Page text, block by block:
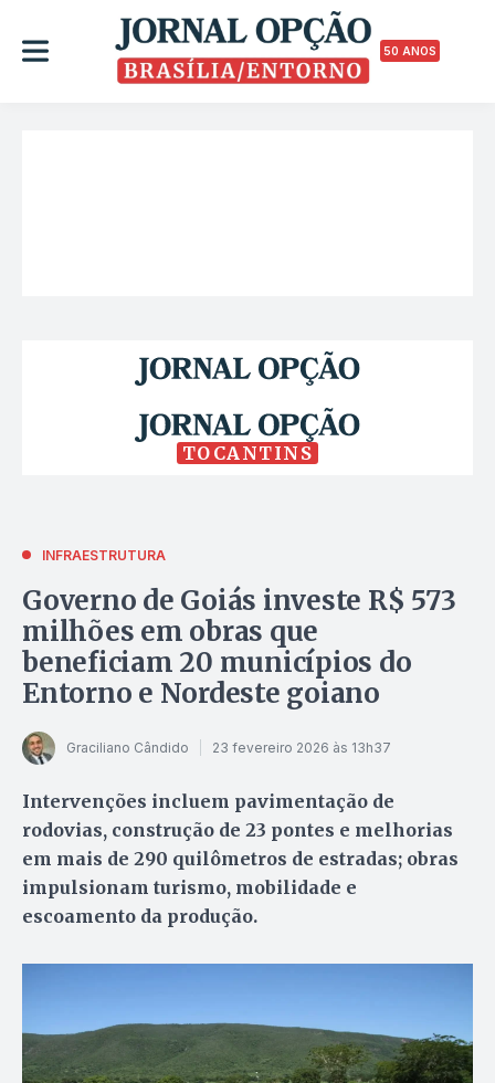
50 ANOS
TOCANTINS
INFRAESTRUTURA
Governo de Goiás investe R$ 573
milhões em obras que
beneficiam 20 municípios do
Entorno e Nordeste goiano
Graciliano Cândido 23 fevereiro 2026 às 13h37
Intervenções incluem pavimentação de
rodovias, construção de 23 pontes e melhorias
em mais de 290 quilômetros de estradas; obras
impulsionam turismo, mobilidade e
escoamento da produção.